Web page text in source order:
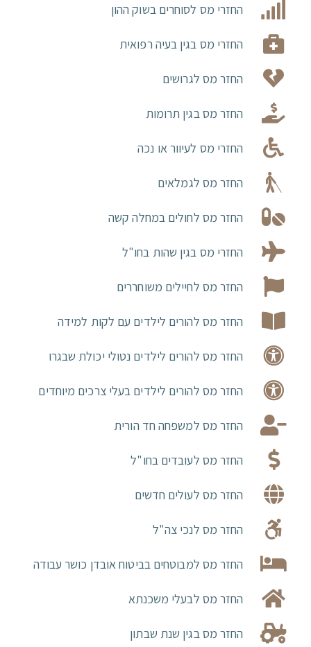
החזרי מס לסוחרים בשוק ההון
החזרי מס בגין בעיה רפואית
החזר מס לגרושים
החזר מס בגין תרומות
החזרי מס לעיוור או נכה
החזר מס לגמלאים
החזר מס לחולים במחלה קשה
החזרי מס בגין שהות בחו"ל
החזר מס לחיילים משוחררים
החזר מס להורים לילדים עם לקות למידה
החזר מס להורים לילדים נטולי יכולת שבגרו
החזר מס להורים לילדים בעלי צרכים מיוחדים
החזר מס למשפחה חד הורית
החזר מס לעובדים בחו"ל
החזר מס לעולים חדשים
החזר מס לנכי צה"ל
החזר מס למבוטחים בביטוח אובדן כושר עבודה
החזר מס לבעלי משכנתא
החזר מס בגין שנת שבתון